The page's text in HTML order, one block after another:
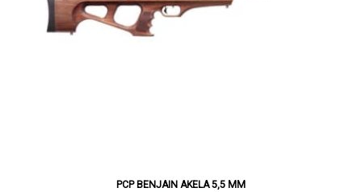
PCP BENJAIN AKELA 5,5 MM